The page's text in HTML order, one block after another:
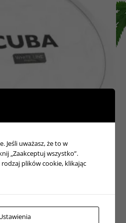
Jeśli uważasz, że to w
„Zaakceptuj wszystko”.
plików cookie, klikając